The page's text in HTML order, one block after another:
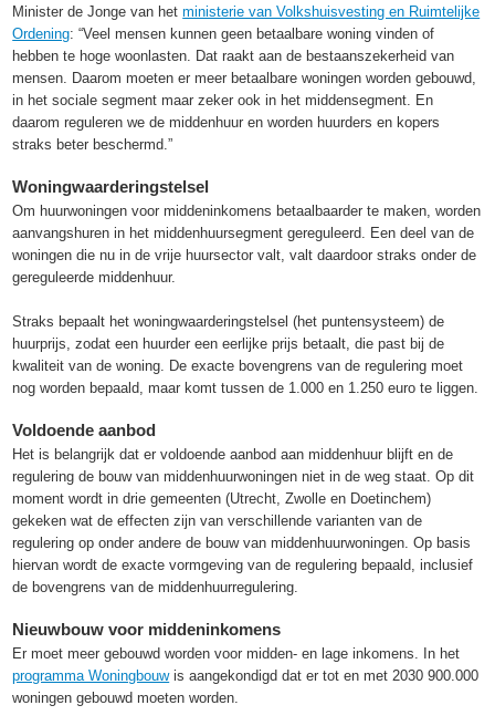
Minister de Jonge van hetministerie van Volkshuisvesting en Ruimtelijke
Ordening: “Veel mensen kunnen geen betaalbare woning vinden of
hebben te hoge woonlasten. Dat raakt aan de bestaanszekerheid van
mensen. Daarom moeten er meer betaalbare woningen worden gebouwd,
in het sociale segment maar zeker ook in het middensegment. En
daarom reguleren we de middenhuur en worden huurders en kopers
straks beter beschermd.”
Woningwaarderingstelsel
Om huurwoningen voor middeninkomens betaalbaarder te maken, worden
aanvangshuren in het middenhuursegment gereguleerd. Een deel van de
woningen die nu in de vrije huursector valt, valt daardoor straks onder de
gereguleerde middenhuur.
Straks bepaalt het woningwaarderingstelsel (het puntensysteem) de
huurprijs, zodat een huurder een eerlijke prijs betaalt, die past bij de
kwaliteit van de woning. De exacte bovengrens van de regulering moet
nog worden bepaald, maar komt tussen de 1.000 en 1.250 euro te liggen.
Voldoende aanbod
Het is belangrijk dat er voldoende aanbod aan middenhuur blijft en de
regulering de bouw van middenhuurwoningen niet in de weg staat. Op dit
moment wordt in drie gemeenten (Utrecht, Zwolle en Doetinchem)
gekeken wat de effecten zijn van verschillende varianten van de
regulering op onder andere de bouw van middenhuurwoningen. Op basis
hiervan wordt de exacte vormgeving van de regulering bepaald, inclusief
de bovengrens van de middenhuurregulering.
Nieuwbouw voor middeninkomens
Er moet meer gebouwd worden voor midden- en lage inkomens. In het
programma Woningbouwis aangekondigd dat er tot en met 2030 900.000
woningen gebouwd moeten worden.